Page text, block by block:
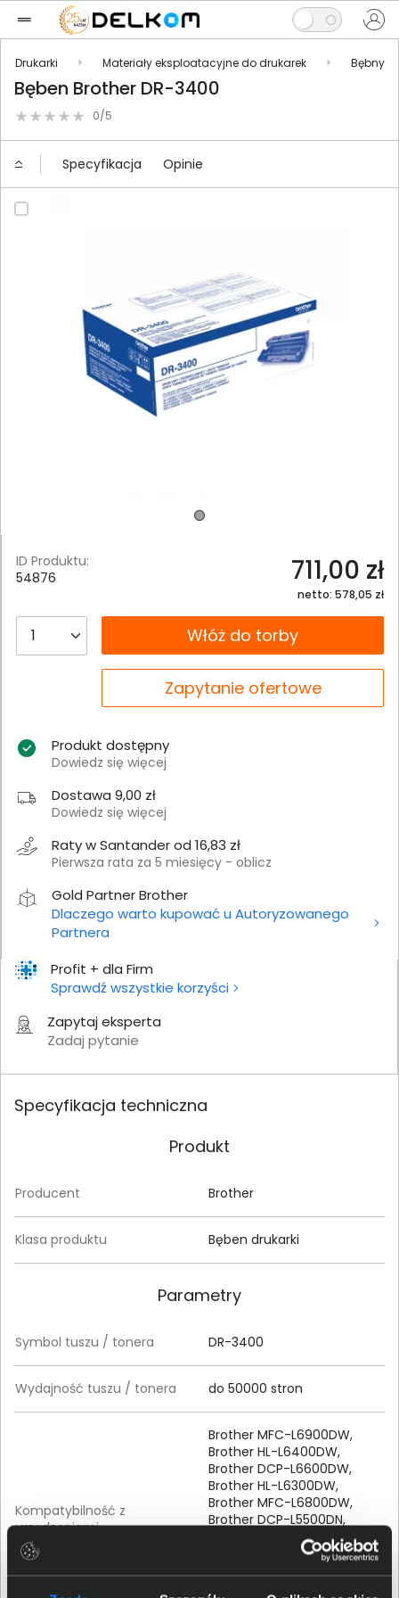
Drukarki Materiały eksploatacyjne do drukarek Bębny
Bęben Brother DR-3400
0/5
Specyfikacja Opinie
Profit + dla Firm
Sprawdź wszystkie korzyści
Zapytaj eksperta
Zadaj pytanie
ID Produktu:
54876
711,00 zł
netto: 578,05 zł
__B2C.PRODUCT.QUANTITYWłóż do torby
Zapytanie ofertowe
Produkt dostępny
Dowiedz się więcej
Dostawa 9,00 zł
Dowiedz się więcej
Raty w Santander od 16,83 zł
Pierwsza rata za 5 miesięcy - oblicz
Gold Partner Brother
Dlaczego warto kupować u Autoryzowanego
Partnera
Specyfikacja techniczna
Produkt
Producent Brother
Klasa produktu Bęben drukarki
Parametry
Symbol tuszu / tonera DR-3400
Wydajność tuszu / tonera do 50000 stron
Kompatybilność z
urządzeniami
Brother MFC-L6900DW,
Brother HL-L6400DW,
Brother DCP-L6600DW,
Brother HL-L6300DW,
Brother MFC-L6800DW,
Brother DCP-L5500DN,
Brother HL-L5000D, Brother
HL-L5100DN, Brother HL-